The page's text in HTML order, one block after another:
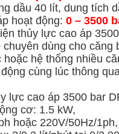
dầu 40 lít, dung tích
hoạt động: 0 – 3500
thủy lực cao áp
chuyên dùng cho căng
hệ thống nhiều
cùng lúc thông
lực cao áp 3500 bar
cơ: 1.5 kW,
hoặc 220V/50Hz/